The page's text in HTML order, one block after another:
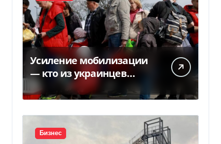
Усиление мобилизации
— кто из украинцев
потеряет право на
временную защиту в ЕС
Бизнес